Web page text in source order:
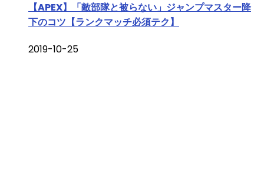
【APEX】「敵部隊と被らない」ジャンプマスター降
下のコツ【ランクマッチ必須テク】
2019-10-25